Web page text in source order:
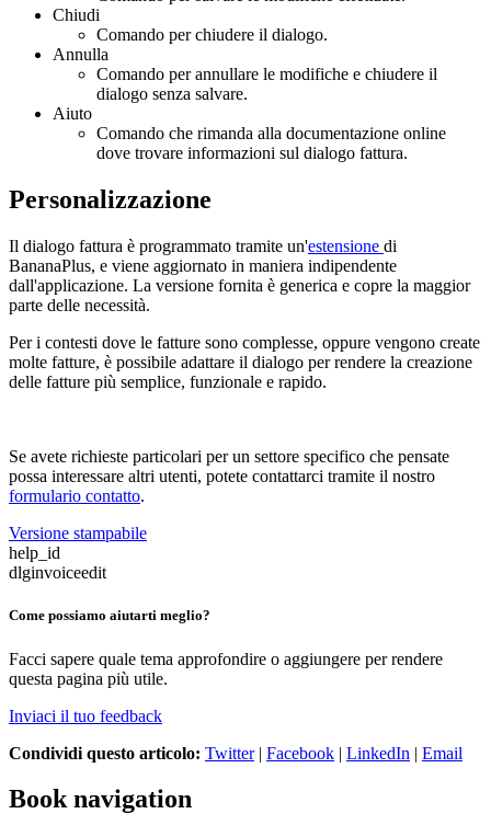
Chiudi
Comando per chiudere il dialogo.
Annulla
Comando per annullare le modifiche e chiudere il
dialogo senza salvare.
Aiuto
Comando che rimanda alla documentazione online
dove trovare informazioni sul dialogo fattura.
Personalizzazione
Il dialogo fattura è programmato tramite un'estensione di
BananaPlus, e viene aggiornato in maniera indipendente
dall'applicazione. La versione fornita è generica e copre la maggior
parte delle necessità.
Per i contesti dove le fatture sono complesse, oppure vengono create
molte fatture, è possibile adattare il dialogo per rendere la creazione
delle fatture più semplice, funzionale e rapido.
Se avete richieste particolari per un settore specifico che pensate
possa interessare altri utenti, potete contattarci tramite il nostro
formulario contatto.
Versione stampabile
help_id
dlginvoiceedit
Come possiamo aiutarti meglio?
Facci sapere quale tema approfondire o aggiungere per rendere
questa pagina più utile.
Inviaci il tuo feedback
Condividi questo articolo: Twitter| Facebook | LinkedIn | Email
Book navigation